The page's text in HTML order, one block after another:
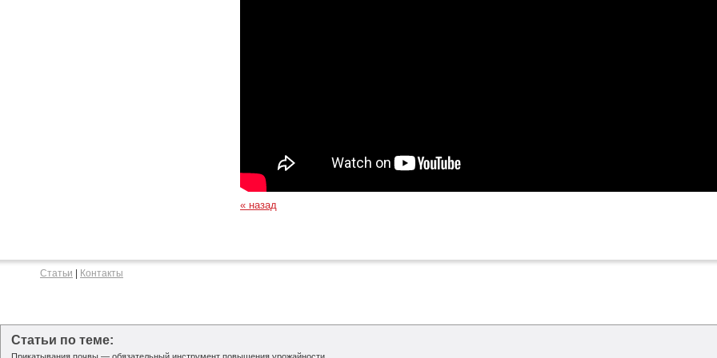
« назад
Статьи Контакты
Статьи по теме: